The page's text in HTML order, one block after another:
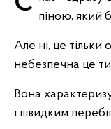
піною, який
️Але ні, це тільки
небезпечна це
Вона
і швидким